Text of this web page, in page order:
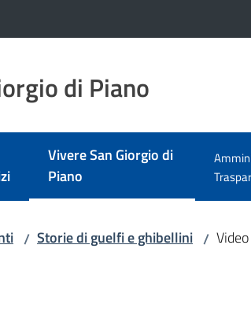
di Piano
Vivere San Giorgio di
Piano
Menu selezionato
/ Storie di guelfi e ghibellini / Video